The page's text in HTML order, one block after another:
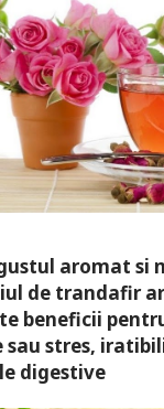
aromat si
de trandafir
beneficii
sau stres,
digestive